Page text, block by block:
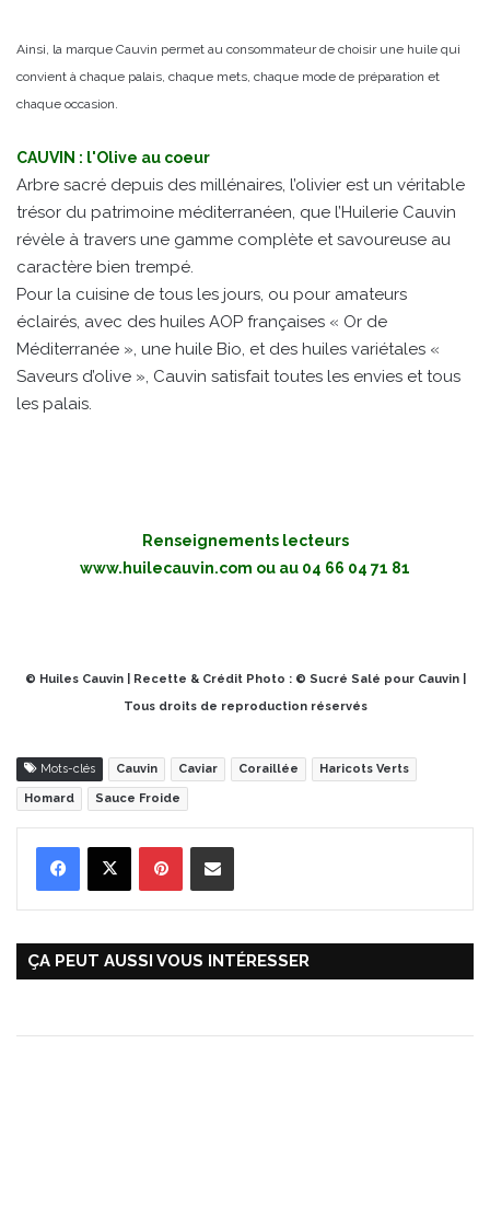
Ainsi, la marque Cauvin permet au consommateur de choisir une huile qui
convient à chaque palais, chaque mets, chaque mode de préparation et
chaque occasion.
CAUVIN : l'Olive au coeur
Arbre sacré depuis des millénaires, l’olivier est un véritable
trésor du patrimoine méditerranéen, que l’Huilerie Cauvin
révèle à travers une gamme complète et savoureuse au
caractère bien trempé.
Pour la cuisine de tous les jours, ou pour amateurs
éclairés, avec des huiles AOP françaises « Or de
Méditerranée », une huile Bio, et des huiles variétales «
Saveurs d’olive », Cauvin satisfait toutes les envies et tous
les palais.
Renseignements lecteurs
www.huilecauvin.com ou au 04 66 04 71 81
© Huiles Cauvin | Recette & Crédit Photo : © Sucré Salé pour Cauvin |
Tous droits de reproduction réservés
Mots-clés Cauvin Caviar Coraillée Haricots Verts
Homard Sauce Froide
ÇA PEUT AUSSI VOUS INTÉRESSER